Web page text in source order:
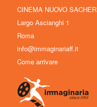
CINEMA NUOVO SACHER
Largo Ascianghi 1
Roma
info@immaginariaff.it
Come arrivare